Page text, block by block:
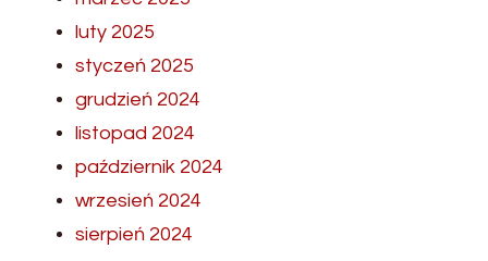
luty 2025
styczeń 2025
grudzień 2024
listopad 2024
październik 2024
wrzesień 2024
sierpień 2024